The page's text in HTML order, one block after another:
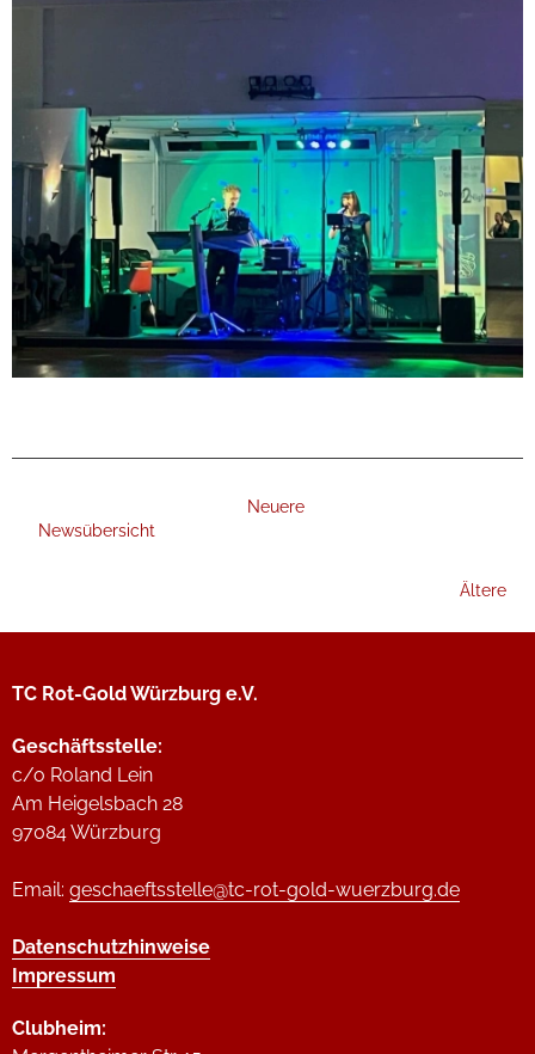
Neuere
Newsübersicht
Ältere
TC Rot-Gold Würzburg e.V.
Geschäftsstelle:
c/o Roland Lein
Am Heigelsbach 28
97084 Würzburg
Email: geschaeftsstelle@tc-rot-gold-wuerzburg.de
Datenschutzhinweise
Impressum
Clubheim: